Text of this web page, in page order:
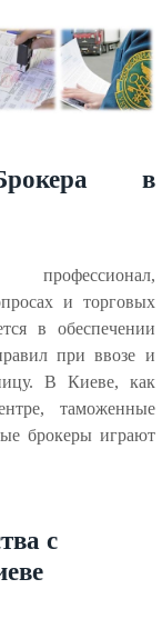
в
и торговых
в обеспечении
при ввозе и
В Киеве, как
таможенные
брокеры играют
с